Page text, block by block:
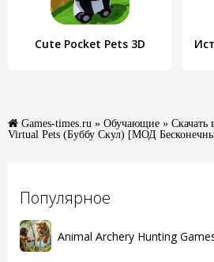
Популярное
Animal Archery Hunting
Cute Pocket Pets 3D
Games-times.ru » Обучающие » Скачать
Virtual Pets (Буббу Скул) [МОД